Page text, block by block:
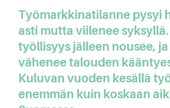
Työmarkkinatilanne pysyi
asti mutta viilenee
työllisyys jälleen nousee,
vähenee talouden
Kuluvan vuoden kesällä
enemmän kuin koskaan